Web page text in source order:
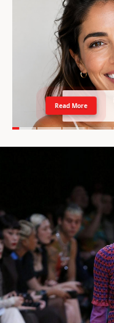
Read More